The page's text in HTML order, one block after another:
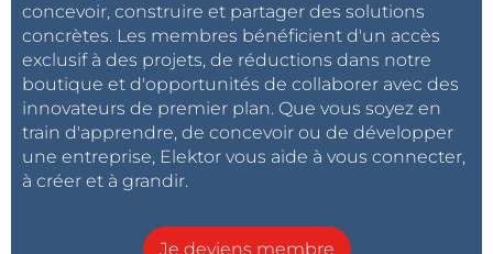
concevoir, construire et partager des solutions
concrètes. Les membres bénéficient d'un accès
exclusif à des projets, de réductions dans notre
boutique et d'opportunités de collaborer avec des
innovateurs de premier plan. Que vous soyez en
train d'apprendre, de concevoir ou de développer
une entreprise, Elektor vous aide à vous connecter,
à créer et à grandir.
Je deviens membre